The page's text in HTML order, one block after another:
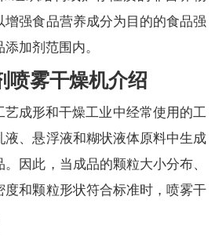
增强食品营养成分为目的的食品强
加剂范围内。
喷雾干燥机介绍
艺成形和干燥工业中经常使用的工
液、悬浮液和糊状液体原料中生成
因此，当成品的颗粒大小分布、
度和颗粒形状符合标准时，喷雾干